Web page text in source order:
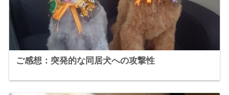
ご感想：突発的な同居犬への攻撃性